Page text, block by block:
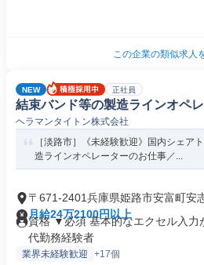
この企業の類似求人
NEW 正社員
結束バンド等の製造ラインオペ
ヘラマンタイトン株式会社
［淡路市］《未経験歓迎》国内シェア
造ラインオペレーターのお仕事／...
〒671-2401兵庫県姫路市安富町安
月給24万2100円以上
資格 ▼必須 基本的なエクセル入
代勤務経験者
業界未経験歓迎 +17個